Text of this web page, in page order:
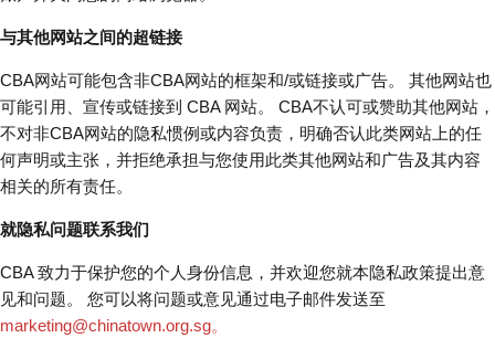
与其他网站之间的超链接
CBA网站可能包含非CBA网站的框架和/或链接或广告。 其他网站也
可能引用、宣传或链接到 CBA 网站。 CBA不认可或赞助其他网站，
不对非CBA网站的隐私惯例或内容负责，明确否认此类网站上的任
何声明或主张，并拒绝承担与您使用此类其他网站和广告及其内容
相关的所有责任。
就隐私问题联系我们
CBA 致力于保护您的个人身份信息，并欢迎您就本隐私政策提出意
见和问题。 您可以将问题或意见通过电子邮件发送至
marketing@chinatown.org.sg。